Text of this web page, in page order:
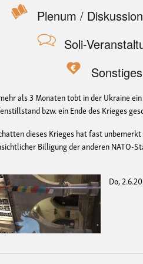
Plenum / Diskussion
Soli-
Sonstiges
als 3 Monaten tobt in der Ukraine
bzw. ein Ende des Krieges
dieses Krieges hat fast
Billigung der anderen NATO-
Do,